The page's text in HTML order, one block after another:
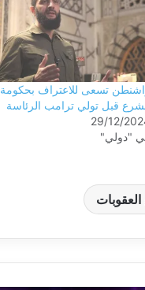
تسعى للاعتراف بحكومة
قبل تولي ترامب الرئاسة
29/12/
"دولي"